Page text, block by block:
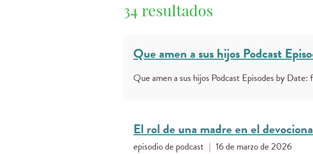
34 resultados
Que amen a sus hijos Podcast
Que amen a sus hijos Podcast Episodes by
El rol de una madre en el
episodio de podcast | 16 de marzo de 2026